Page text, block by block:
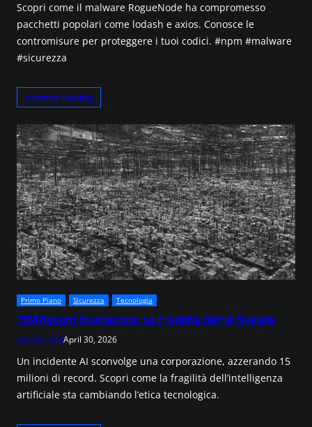
Scopri come il malware RogueNode ha compromesso
pacchetti popolari come lodash e axios. Conosce le
contromisure per proteggere i tuoi codici. #npm #malware
#sicurezza
Continue Reading
Primo Piano Sicurezza Tecnologia
15M Record Svaniscono: La Fragilità dell’IA Svelata
ai.portale3dApril 30, 2026
Un incidente AI sconvolge una corporazione, azzerando 15
milioni di record. Scopri come la fragilità dell’intelligenza
artificiale sta cambiando l’etica tecnologica.